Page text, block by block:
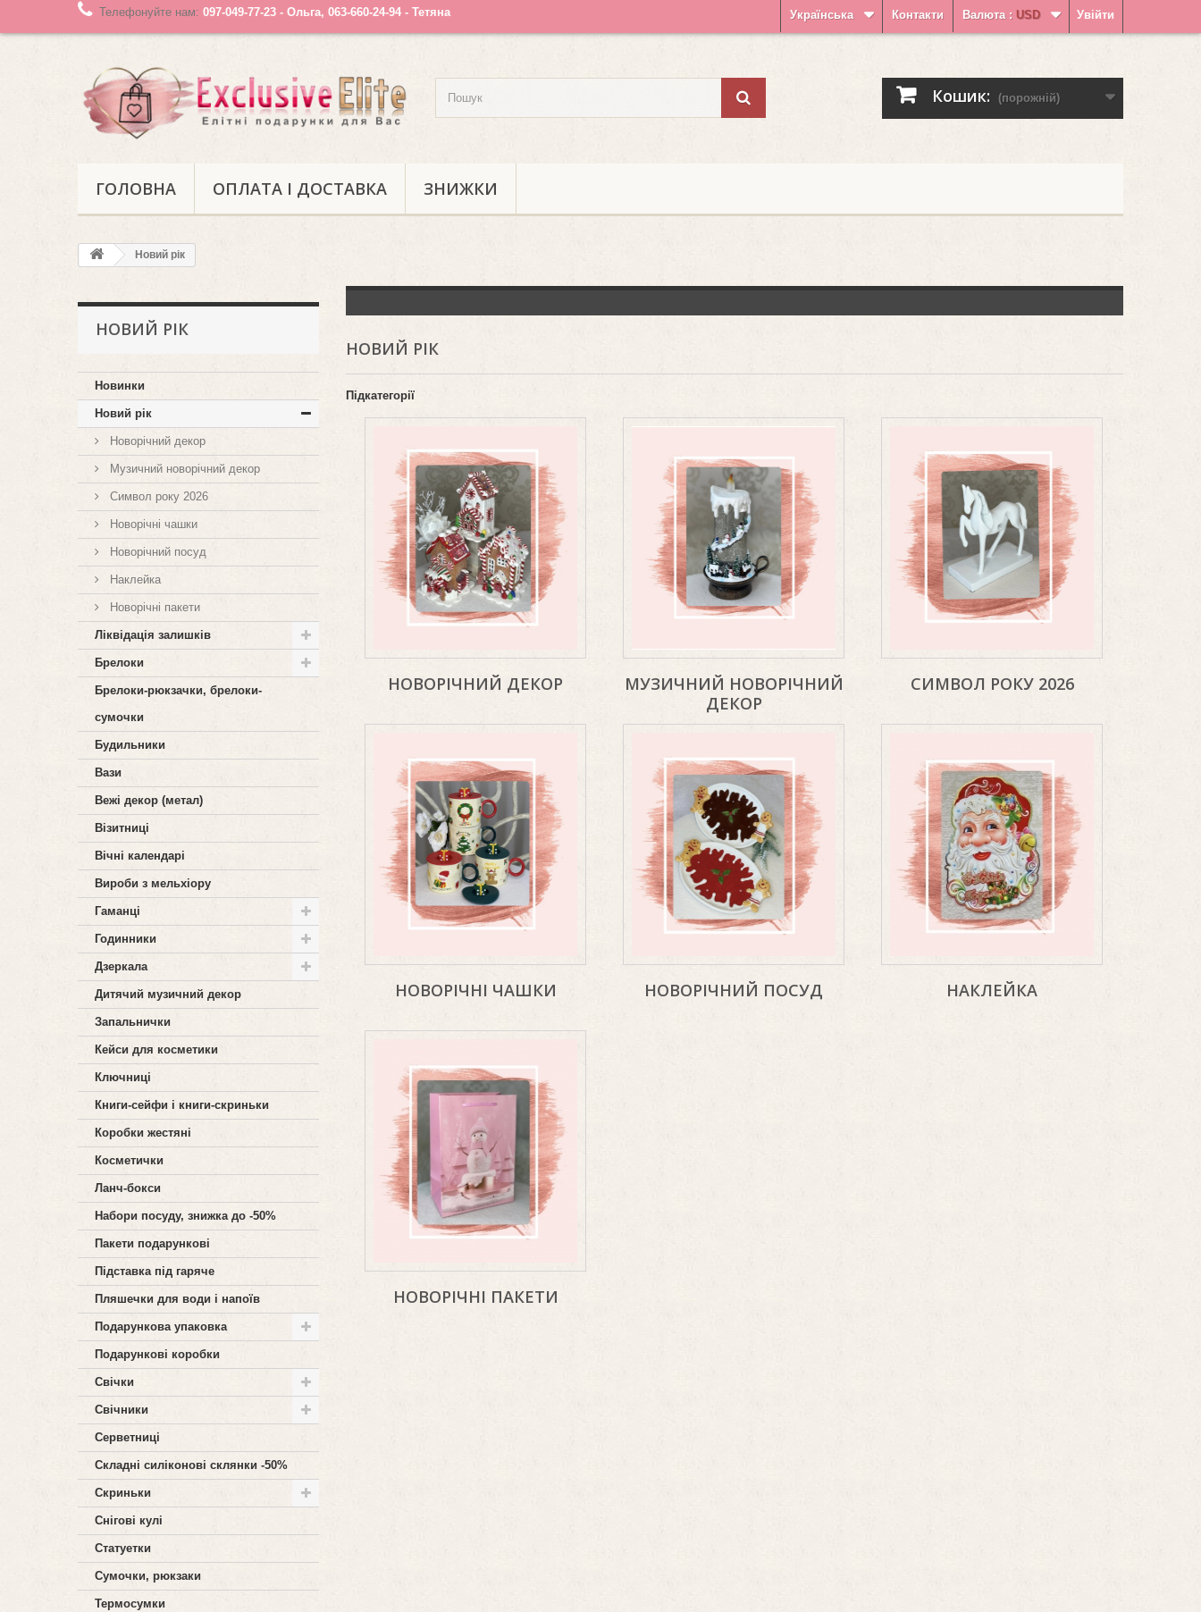
Увійти
Валюта : USD
Контакти
Телефонуйте нам: 097-049-77-23 - Ольга, 063-660-24-94 - Тетяна Українська
Кошик: (порожній)
ГОЛОВНА ОПЛАТА І ДОСТАВКА ЗНИЖКИ
Новий рік
НОВИЙ РІК
Новинки
Новий рік
Новорічний декор
Музичний новорічний декор
Символ року 2026
Новорічні чашки
Новорічний посуд
Наклейка
Новорічні пакети
Ліквідація залишків
Брелоки
Брелоки-рюкзачки, брелоки-
сумочки
Будильники
Вази
Вежі декор (метал)
Візитниці
Вічні календарі
Вироби з мельхіору
Гаманці
Годинники
Дзеркала
Дитячий музичний декор
Запальнички
Кейси для косметики
Ключниці
Книги-сейфи і книги-скриньки
Коробки жестяні
Косметички
Ланч-бокси
Набори посуду, знижка до -50%
Пакети подарункові
Підставка під гаряче
Пляшечки для води і напоїв
Подарункова упаковка
Подарункові коробки
Свічки
Свічники
Серветниці
Складні силіконові склянки -50%
Скриньки
Снігові кулі
Статуетки
Сумочки, рюкзаки
Термосумки
НОВИЙ РІК
Підкатегорії
НОВОРІЧНИЙ ДЕКОР
МУЗИЧНИЙ НОВОРІЧНИЙ
ДЕКОР
СИМВОЛ РОКУ 2026
НОВОРІЧНІ ЧАШКИ НОВОРІЧНИЙ ПОСУД НАКЛЕЙКА
НОВОРІЧНІ ПАКЕТИ